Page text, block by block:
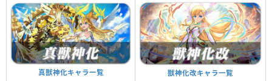
真獣神化キャラ一覧 獣神化改キャラ一覧